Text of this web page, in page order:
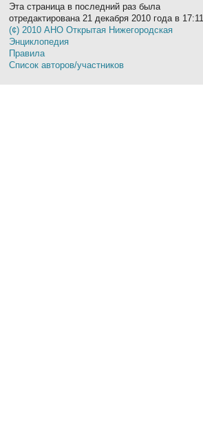
Эта страница в последний раз была
отредактирована 21 декабря 2010 года в 17:11.
(¢) 2010 АНО Открытая Нижегородская
Энциклопедия
Правила
Список авторов/участников